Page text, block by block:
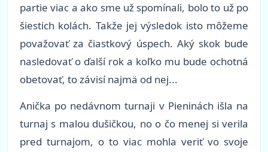
partie viac a ako sme už spomínali, bolo to už po
šiestich kolách. Takže jej výsledok isto môžeme
považovať za čiastkový úspech. Aký skok bude
nasledovať o ďalší rok a koľko mu bude ochotná
obetovať, to závisí najmä od nej...
Anička po nedávnom turnaji v Pieninách išla na
turnaj s malou dušičkou, no o čo menej si verila
pred turnajom, o to viac mohla veriť vo svoje